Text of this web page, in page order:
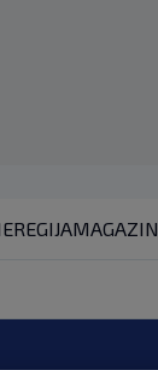
REGIJAMAGAZIN